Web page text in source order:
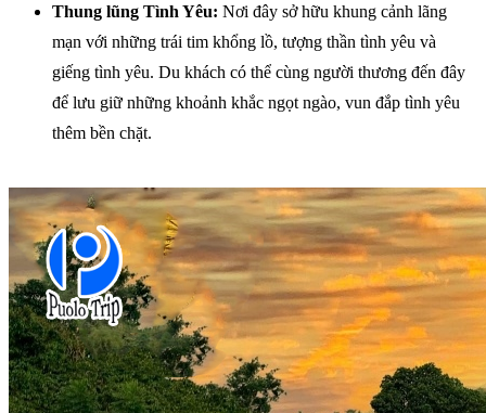
Thung lũng Tình Yêu: Nơi đây sở hữu khung cảnh lãng
mạn với những trái tim khổng lồ, tượng thần tình yêu và
giếng tình yêu. Du khách có thể cùng người thương đến đây
để lưu giữ những khoảnh khắc ngọt ngào, vun đắp tình yêu
thêm bền chặt.